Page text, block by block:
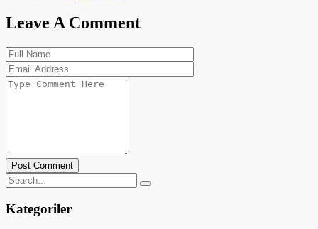
Leave A Comment
Post Comment
Kategoriler